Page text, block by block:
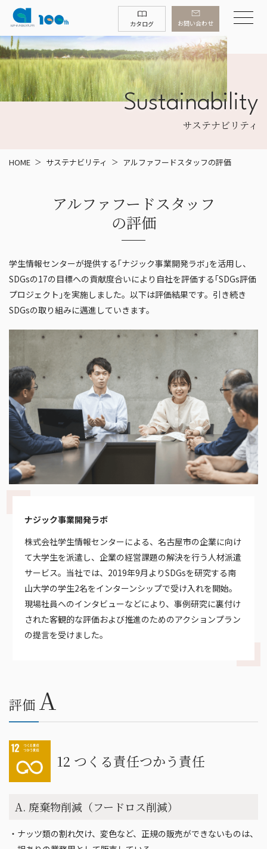
カタログ お問い合わせ
Sustainability
サステナビリティ
HOME サステナビリティ アルファフードスタッフの評価
アルファフードスタッフ
の評価
学生情報センターが提供する｢ナジック事業開発ラボ｣を活用し、
SDGsの17の目標への貢献度合いにより自社を評価する｢SDGs評価
プロジェクト｣を実施しました。以下は評価結果です。引き続き
SDGsの取り組みに邁進していきます。
ナジック事業開発ラボ
株式会社学生情報センターによる、名古屋市の企業に向け
て大学生を派遣し、企業の経営課題の解決を行う人材派遣
サービス。当社では、2019年9月よりSDGsを研究する南
山大学の学生2名をインターンシップで受け入れを開始。
現場社員へのインタビューなどにより、事例研究に裏付け
された客観的な評価および推進のためのアクションプラン
の提言を受けました。
評価 A
12 つくる責任つかう責任
A. 廃棄物削減（フードロス削減）
・ナッツ類の割れ欠け、変色など、正規の販売ができないものは、